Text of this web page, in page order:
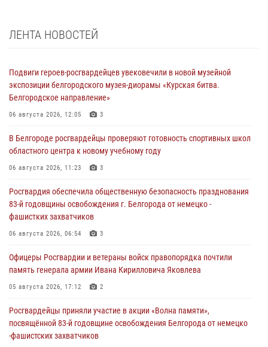
ЛЕНТА НОВОСТЕЙ
Подвиги героев‑росгвардейцев увековечили в новой музейной
экспозиции белгородского музея‑диорамы «Курская битва.
Белгородское направление»
06 августа 2026, 12:05 3
В Белгороде росгвардейцы проверяют готовность спортивных школ
областного центра к новому учебному году
06 августа 2026, 11:23 3
Росгвардия обеспечила общественную безопасность празднования
83-й годовщины освобождения г. Белгорода от немецко -
фашистких захватчиков
06 августа 2026, 06:54 3
Офицеры Росгвардии и ветераны войск правопорядка почтили
память генерала армии Ивана Кирилловича Яковлева
05 августа 2026, 17:12 2
Росгвардейцы приняли участие в акции «Волна памяти»,
посвящённой 83‑й годовщине освобождения Белгорода от немецко
‑фашистских захватчиков